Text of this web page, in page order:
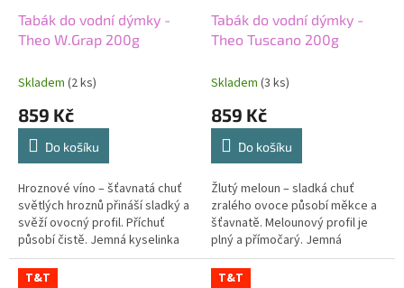
Tabák do vodní dýmky -
Theo W.Grap 200g
Skladem (2 ks)
859 Kč
Do košíku
Hroznové víno – šťavnatá chuť
světlých hroznů přináší sladký a
svěží ovocný profil. Příchuť
působí čistě. Jemná kyselinka
vyvažuje hroznovou sladkost.
Střední síla dodává směsi...
Tabák do vodní dýmky -
Theo Tuscano 200g
Skladem (3 ks)
859 Kč
Do košíku
Žlutý meloun – sladká chuť
zralého ovoce působí měkce a
šťavnatě. Melounový profil je
plný a přímočarý. Jemná
svěžest vyvažuje sladší základ.
Střední síla zvýrazňuje ovocný...
T&T T&T